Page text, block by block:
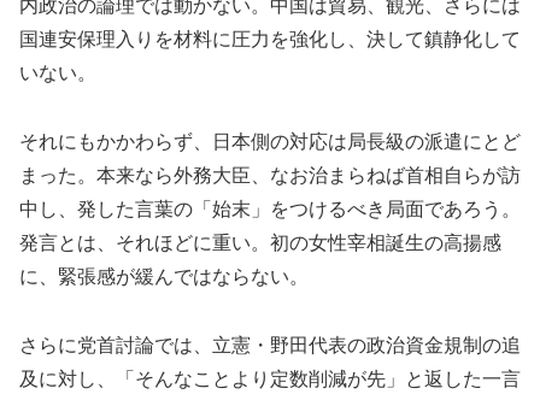
内政治の論理では動かない。中国は貿易、観光、さらには
国連安保理入りを材料に圧力を強化し、決して鎮静化して
いない。
それにもかかわらず、日本側の対応は局長級の派遣にとど
まった。本来なら外務大臣、なお治まらねば首相自らが訪
中し、発した言葉の「始末」をつけるべき局面であろう。
発言とは、それほどに重い。初の女性宰相誕生の高揚感
に、緊張感が緩んではならない。
さらに党首討論では、立憲・野田代表の政治資金規制の追
及に対し、「そんなことより定数削減が先」と返した一言